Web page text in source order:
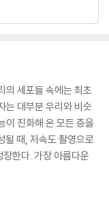
새가 밴 더러운 셔츠
를 뒤섞을 수 있게 되
모험이 시작된 것입니
들 등 셀 수도 없이 많
짜 테스트를 합니다. 새
지고 마는 것이죠. ---
의 세포들 속에는 최초
는 대부분 우리와 비슷
이 진화해 온 모든 층을
될 때, 저속도 촬영으로
한다. 가장 아름다운